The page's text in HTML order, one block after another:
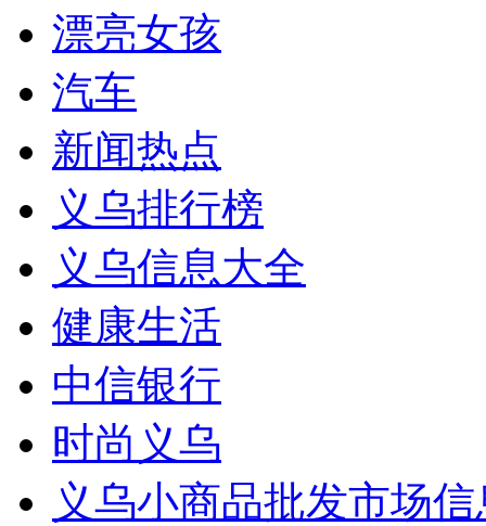
漂亮女孩
汽车
新闻热点
义乌排行榜
义乌信息大全
健康生活
中信银行
时尚义乌
义乌小商品批发市场